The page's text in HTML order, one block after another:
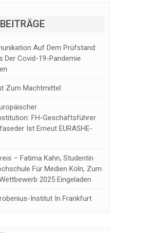
Auf Dem Prüfstand:
Der Covid-19-Pandemie
Zum Machtmittel
FH-Geschäftsführer
Ist Erneut EURASHE-
– Fatima Kahn, Studentin
Für Medien Köln, Zum
2025 Eingeladen
Institut In Frankfurt